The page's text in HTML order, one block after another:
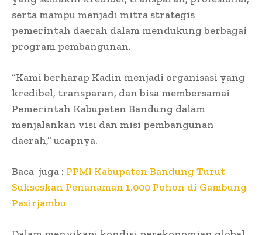
serta mampu menjadi mitra strategis
pemerintah daerah dalam mendukung berbagai
program pembangunan.
“Kami berharap Kadin menjadi organisasi yang
kredibel, transparan, dan bisa membersamai
Pemerintah Kabupaten Bandung dalam
menjalankan visi dan misi pembangunan
daerah,” ucapnya.
Baca juga : PPMI Kabupaten Bandung Turut
Sukseskan Penanaman 1.000 Pohon di Gambung
Pasirjambu